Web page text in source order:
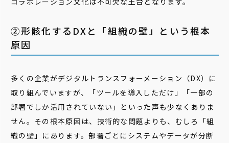
②形骸化するDXと「組織の壁」という根本
原因
多くの企業がデジタルトランスフォーメーション（DX）に
取り組んでいますが、「ツールを導入しただけ」「一部の
部署でしか活用されていない」といった声も少なくありま
せん。その根本原因は、技術的な問題よりも、むしろ「組
織の壁」にあります。部署ごとにシステムやデータが分断